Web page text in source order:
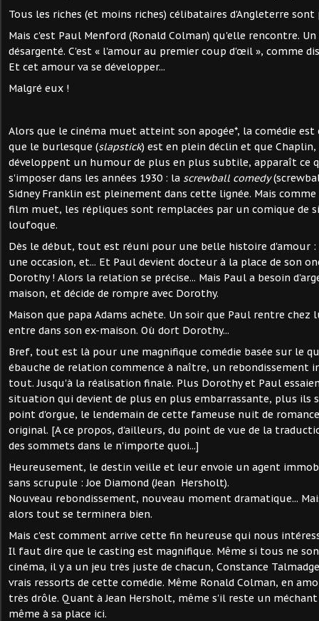
Tous les riches (et moins riches) célibataires d'Angleterre sont
Mais c'est Paul Menford (Ronald Colman) qu'elle rencontre.
désargenté. C'est « l'amour au premier coup d'œil », comme
Et cet amour va se développer...
Malgré eux !
Alors que le cinéma muet atteint son apogée*, la comédie est
que le burlesque (slapstick) est en plein déclin et que Chaplin,
développent un humour de plus en plus subtile, apparaît ce
s'imposer dans les années 1930 : la screwball comedy
Sidney Franklin est pleinement dans cette lignée. Mais
film muet, les répliques sont remplacées par un comique de
loufoque.
Dès le début, tout est réuni pour une belle histoire d'amour
une occasion, et... Et Paul devient docteur à la place de son
Dorothy ! Alors la relation se précise... Mais Paul a besoin
maison, et décide de rompre avec Dorothy.
Maison que papa Adams achète. Un soir que Paul rentre
entre dans son ex-maison. Où dort Dorothy...
Bref, tout est là pour une magnifique comédie basée sur le
ébauche de relation commence à naître, un
tout. Jusqu'à la réalisation finale. Plus Dorothy et Paul
situation qui devient de plus en plus embarrassante, plus ils
point d'orgue, le lendemain de cette fameuse nuit de
original. [A ce propos, d'ailleurs, du point de vue de la
des sommets dans le n'importe quoi...]
Heureusement, le destin veille et leur envoie un agent
sans scrupule : Joe Diamond (Jean Hersholt).
Nouveau rebondissement, nouveau moment dramatique...
alors tout se terminera bien.
Mais c'est comment arrive cette fin heureuse qui nous
Il faut dire que le casting est magnifique. Même si tous ne
cinéma, il y a un jeu très juste de chacun, Constance
vrais ressorts de cette comédie. Même Ronald Colman, en
très drôle. Quant à Jean Hersholt, même s'il reste un
même à sa place ici.